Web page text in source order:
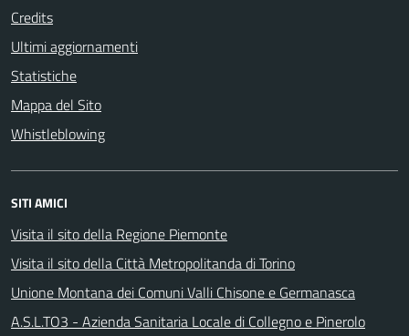
Credits
Ultimi aggiornamenti
Statistiche
Mappa del Sito
Whistleblowing
SITI AMICI
Visita il sito della Regione Piemonte
Visita il sito della Città Metropolitanda di Torino
Unione Montana dei Comuni Valli Chisone e Germanasca
A.S.L.TO3 - Azienda Sanitaria Locale di Collegno e Pinerolo